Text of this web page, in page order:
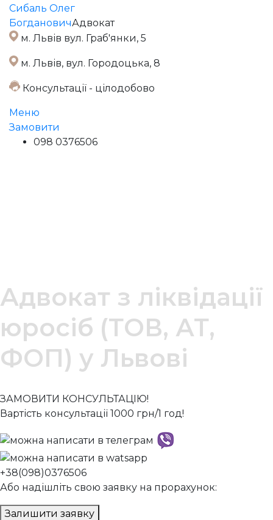
Сибаль Олег
БогдановичАдвокат
м. Львів вул. Граб'янки, 5
м. Львів, вул. Городоцька, 8
Консультації - цілодобово
Меню
Замовити
098 0376506
Адвокат з ліквідації
юросіб (ТОВ, АТ,
ФОП) у Львові
ЗАМОВИТИ КОНСУЛЬТАЦІЮ!
Вартість консультації 1000 грн/1 год!
+38(098)0376506
Або надішліть свою заявку на прорахунок:
Залишити заявку